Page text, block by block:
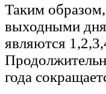
Таким
выходными
являются
года